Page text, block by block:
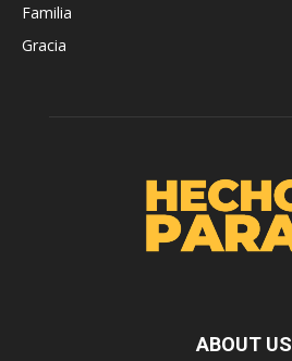
Familia
Gracia
ABOUT US